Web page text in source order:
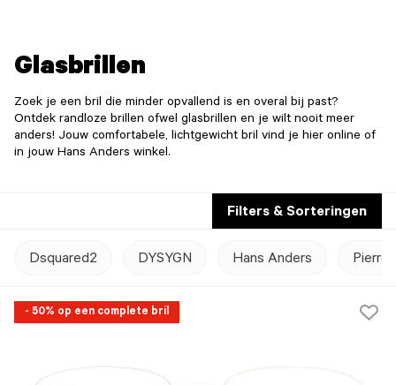
Glasbrillen
Zoek je een bril die minder opvallend is en overal bij past?
Ontdek randloze brillen ofwel glasbrillen en je wilt nooit meer
anders! Jouw comfortabele, lichtgewicht bril vind je hier online of
in jouw Hans Anders winkel.
Filters & Sorteringen
Dsquared2 DYSYGN Hans Anders Pierre
- 50% op een complete bril